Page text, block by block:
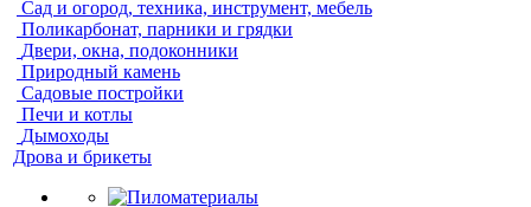
Сад и огород, техника, инструмент, мебель
Поликарбонат, парники и грядки
Двери, окна, подоконники
Природный камень
Садовые постройки
Печи и котлы
Дымоходы
Дрова и брикеты